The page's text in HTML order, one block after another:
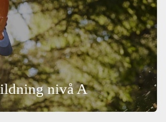
nivå A